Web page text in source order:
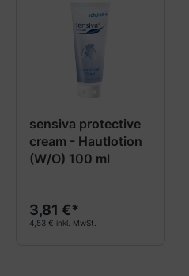
sensiva protective
cream - Hautlotion
(W/O) 100 ml
3,81 €*
4,53 € inkl. MwSt.